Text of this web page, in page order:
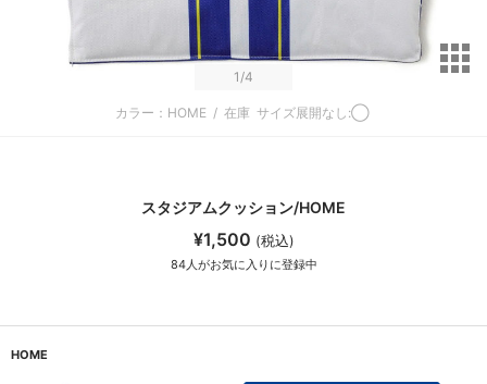
1/4
カラー：HOME / 在庫 サイズ展開なし:◯
スタジアムクッション/HOME
¥1,500 (税込)
84人がお気に入りに登録中
HOME